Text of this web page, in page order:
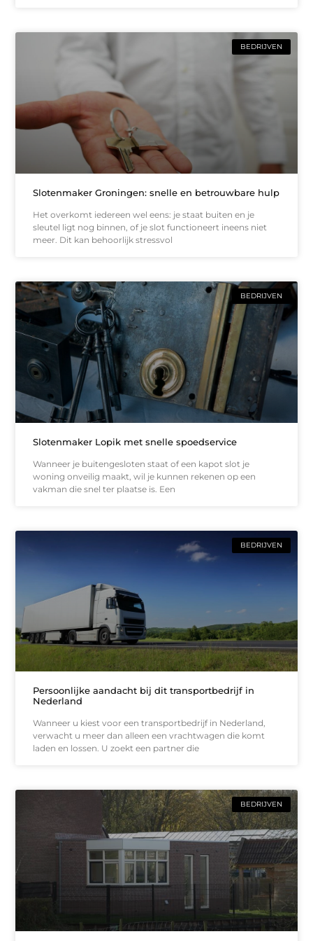
BEDRIJVEN
Slotenmaker Groningen: snelle en betrouwbare hulp
Het overkomt iedereen wel eens: je staat buiten en je
sleutel ligt nog binnen, of je slot functioneert ineens niet
meer. Dit kan behoorlijk stressvol
BEDRIJVEN
Slotenmaker Lopik met snelle spoedservice
Wanneer je buitengesloten staat of een kapot slot je
woning onveilig maakt, wil je kunnen rekenen op een
vakman die snel ter plaatse is. Een
BEDRIJVEN
Persoonlijke aandacht bij dit transportbedrijf in
Nederland
Wanneer u kiest voor een transportbedrijf in Nederland,
verwacht u meer dan alleen een vrachtwagen die komt
laden en lossen. U zoekt een partner die
BEDRIJVEN